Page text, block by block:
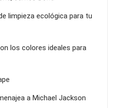
limpieza ecológica para tu
los colores ideales para
a Michael Jackson